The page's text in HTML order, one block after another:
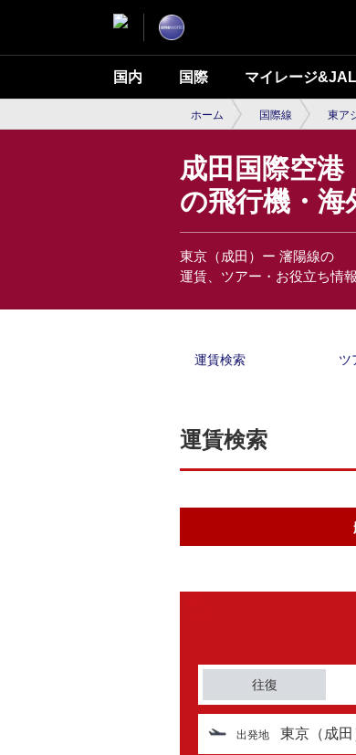
国内 国際 マイレージ
ホーム 国際線 東ア
成田国際空港
の飛行機・海
東京（成田）ー 瀋陽線の
運賃、ツアー・お役立ち情
運賃検索 ツ
運賃検索
往復
出発地 東京（成田